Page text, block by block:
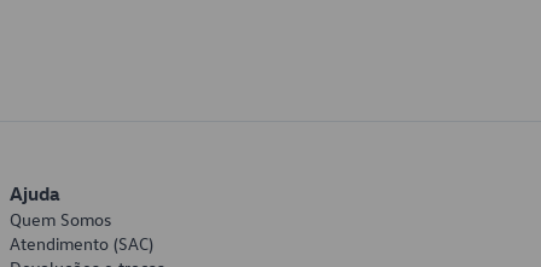
Ajuda
Quem Somos
Atendimento (SAC)